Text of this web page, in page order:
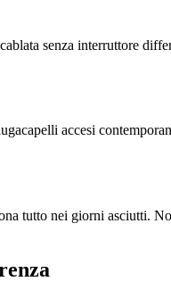
senza interruttore
accesi
tutto nei giorni asciutti.